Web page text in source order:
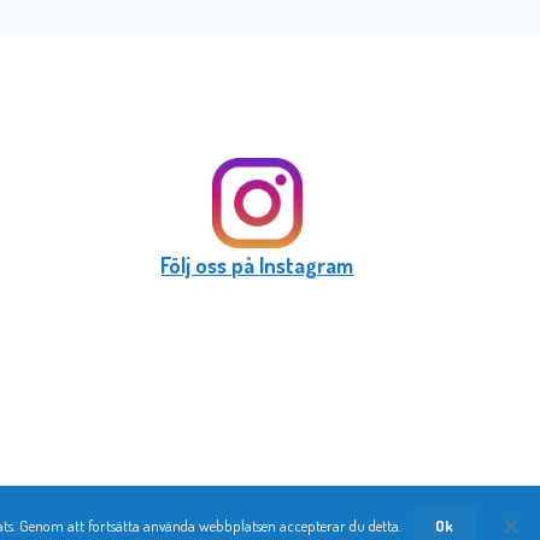
Följ oss på Instagram
Genom att fortsätta använda webbplatsen accepterar du detta. Ok